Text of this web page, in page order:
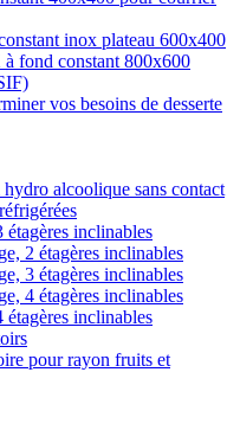
inox plateau 600x400
fond constant 800x600
vos besoins de desserte
alcoolique sans contact
inclinables
2 étagères inclinables
3 étagères inclinables
4 étagères inclinables
inclinables
pour rayon fruits et